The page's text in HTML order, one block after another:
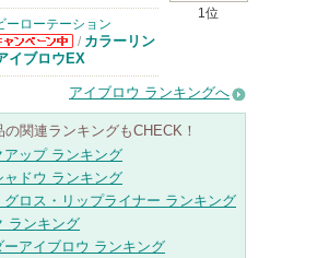
1位
ーローテーション
ーローテー
ンからのお
せがありま
/ カラーリン
イブロウEX
アイブロウ ランキングへ
の関連ランキングもCHECK！
アップ ランキング
ャドウ ランキング
グロス・リップライナー ランキング
ランキング
ーアイブロウ ランキング